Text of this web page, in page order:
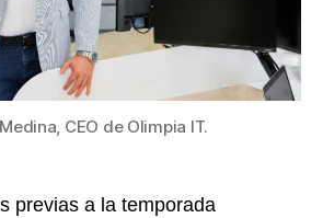
CEO de Olimpia IT.
previas a la temporada